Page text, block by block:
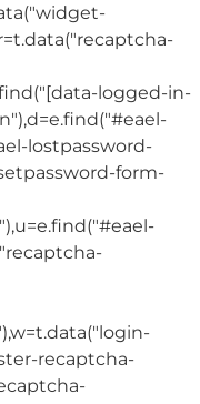
logged-in-
lostpassword-
form-
recaptcha-